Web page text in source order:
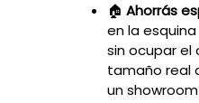
🏠 Ahorrás
en la
sin ocupar
tamaño real
un